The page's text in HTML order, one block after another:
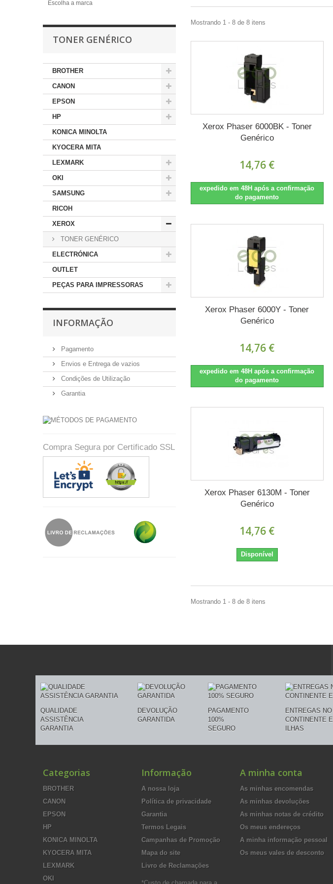
Escolha a marca
TONER GENÉRICO
BROTHER
CANON
EPSON
HP
KONICA MINOLTA
KYOCERA MITA
LEXMARK
OKI
SAMSUNG
RICOH
XEROX
TONER GENÉRICO
ELECTRÓNICA
OUTLET
PEÇAS PARA IMPRESSORAS
INFORMAÇÃO
Pagamento
Envios e Entrega de vazios
Condições de Utilização
Garantia
Compra Segura por Certificado SSL
Mostrando 1 - 8 de 8 itens
Xerox Phaser 6000BK - Toner
Genérico
14,76 €
expedido em 48H após a confirmação
do pagamento
Xerox Phaser 6000Y - Toner
Genérico
14,76 €
expedido em 48H após a confirmação
do pagamento
Xerox Phaser 6130M - Toner
Genérico
14,76 €
Disponível
Mostrando 1 - 8 de 8 itens
QUALIDADE
ASSISTÊNCIA
GARANTIA
DEVOLUÇÃO
GARANTIDA
PAGAMENTO
100%
SEGURO
ENTREGAS NO
CONTINENTE E
ILHAS
Categorias
BROTHER
CANON
EPSON
HP
KONICA MINOLTA
KYOCERA MITA
LEXMARK
OKI
Informação
A nossa loja
Política de privacidade
Garantia
Termos Legais
Campanhas de Promoção
Mapa do site
Livro de Reclamações
A minha conta
As minhas encomendas
As minhas devoluções
As minhas notas de crédito
Os meus endereços
A minha informação pessoal
Os meus vales de desconto